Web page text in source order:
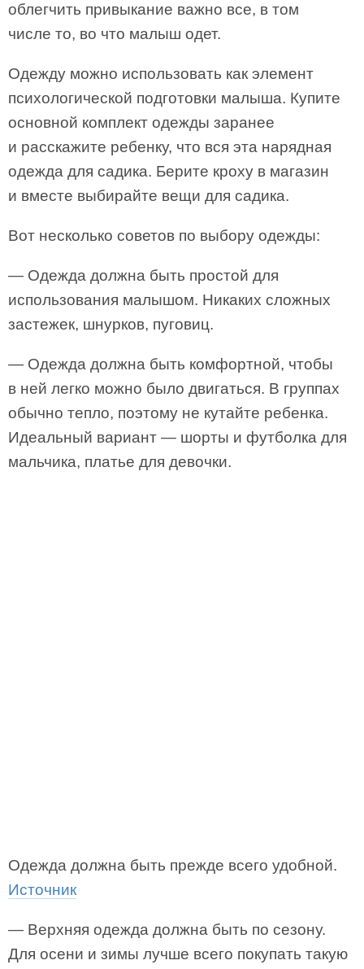
облегчить привыкание важно все, в том
числе то, во что малыш одет.
Одежду можно использовать как элемент
психологической подготовки малыша. Купите
основной комплект одежды заранее
и расскажите ребенку, что вся эта нарядная
одежда для садика. Берите кроху в магазин
и вместе выбирайте вещи для садика.
Вот несколько советов по выбору одежды:
— Одежда должна быть простой для
использования малышом. Никаких сложных
застежек, шнурков, пуговиц.
— Одежда должна быть комфортной, чтобы
в ней легко можно было двигаться. В группах
обычно тепло, поэтому не кутайте ребенка.
Идеальный вариант — шорты и футболка для
мальчика, платье для девочки.
Одежда должна быть прежде всего удобной.
Источник
— Верхняя одежда должна быть по сезону.
Для осени и зимы лучше всего покупать такую